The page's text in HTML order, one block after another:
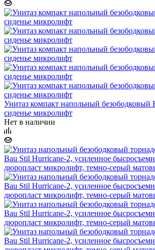
Унитаз компакт напольный безободковый
сиденье микролифт
Нет в наличии